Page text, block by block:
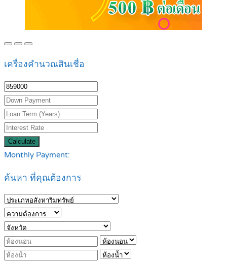
เครื่องคำนวณสินเชื่อ
Calculate
Monthly Payment:
ค้นหา ที่คุณต้องการ